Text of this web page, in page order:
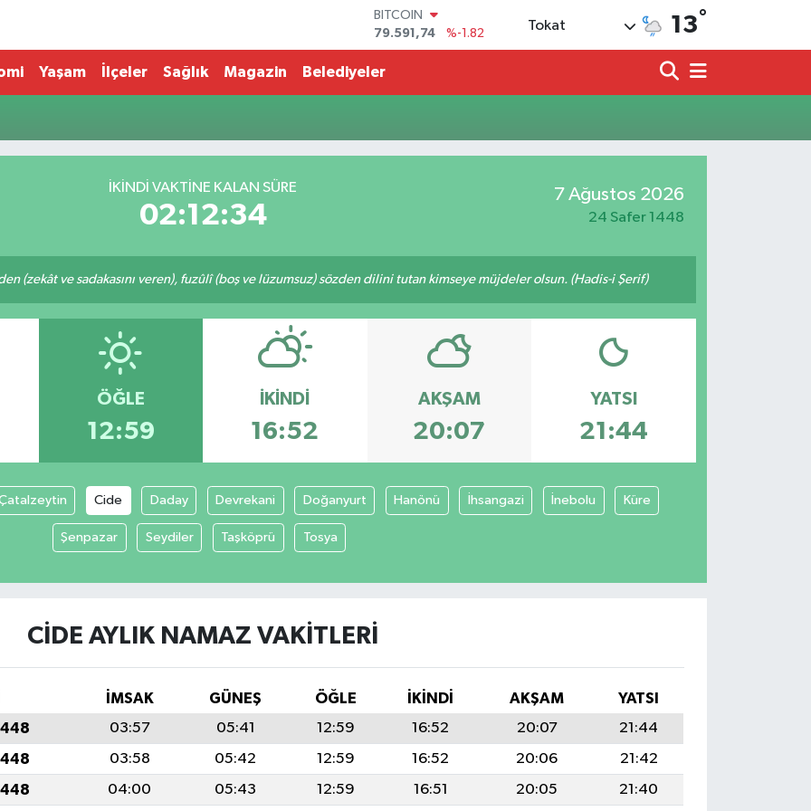
BITCOIN
79.591,74
%-1.82
DOLAR
45,43620
61,60380
%0.18
Tokat 13°
Yaşam İlçeler Sağlık Magazin Belediyeler
İKINDI VAKTİNE KALAN SÜRE
02:12:34
7 Ağustos 2026
24 Safer 1448
(zekât ve sadakasını veren), fuzûlî (boş ve lüzumsuz) sözden dilini tutan kimseye müjdeler olsun. (Hadis-i Şerif)
ÖĞLE
12:59
İKINDI
16:52
AKŞAM
20:07
YATSI
21:44
Cide Daday Devrekani Doğanyurt Hanönü İhsangazi İnebolu Küre
Şenpazar Seydiler Taşköprü Tosya
CIDE AYLIK NAMAZ VAKITLERI
İMSAK GÜNEŞ ÖĞLE İKINDI AKŞAM
YATSI
03:57 05:41 12:59 16:52 20:07
21:44
03:58 05:42 12:59 16:52 20:06
21:42
04:00 05:43 12:59 16:51 20:05 21:40